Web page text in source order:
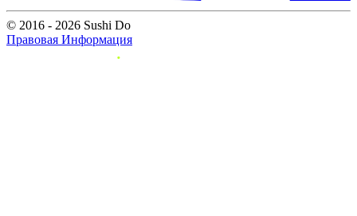
© 2016 - 2026 Sushi Do
Правовая Информация